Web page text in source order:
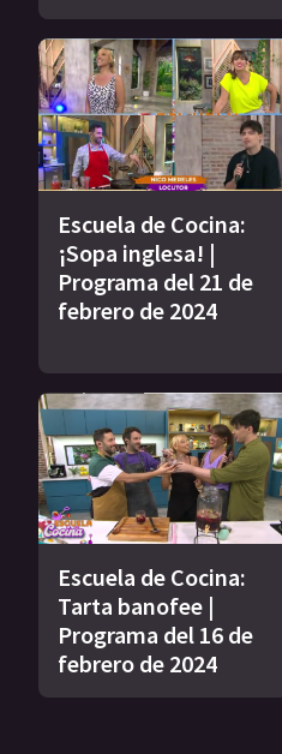
Escuela de Cocina:
¡Sopa inglesa! |
Programa del 21 de
febrero de 2024
Escuela de Cocina:
Tarta banofee |
Programa del 16 de
febrero de 2024